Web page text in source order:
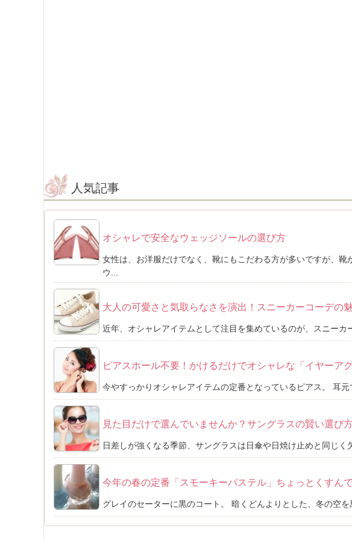
人気記事
オシャレで安全なウェッジソールの選び方
女性は、お洋服だけでなく、靴にもこだわる方が多いですが、
ウ...
大人の可愛さと気取らなさを演出！スニーカーコーデの
近年、オシャレアイテムとして注目を集めているのが、スニー
ピアスホール不要！かけるだけでオシャレな「イヤーアク
今やすっかりオシャレアイテムの定番となっているピアス。 耳
見た目だけで選んでいませんか？サングラスの賢い選び
日差しが強くなる季節、サングラスは日傘や日焼け止めと同じ
今年の春の定番「スモーキーパステル」ちょっとくすん
グレイのセーターに黒のコート。 暗くどんよりとした、冬の空